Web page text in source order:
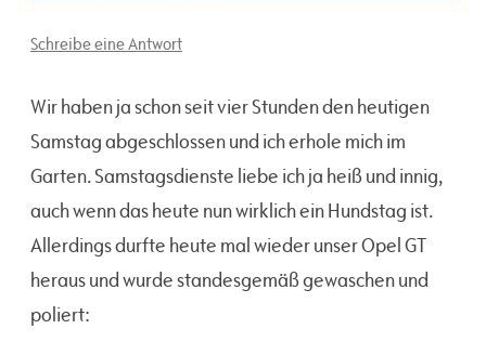
Schreibe eine Antwort
Wir haben ja schon seit vier Stunden den heutigen
Samstag abgeschlossen und ich erhole mich im
Garten. Samstagsdienste liebe ich ja heiß und innig,
auch wenn das heute nun wirklich ein Hundstag ist.
Allerdings durfte heute mal wieder unser Opel GT
heraus und wurde standesgemäß gewaschen und
poliert: